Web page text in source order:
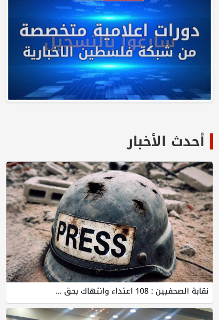
أحدث الأخبار
نقابة الصحفيين : 108 اعتداء وانتهاك بحق ...